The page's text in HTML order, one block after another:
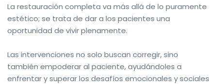
La restauración completa va más allá de lo puramente
estético; se trata de dar a los pacientes una
oportunidad de vivir plenamente.
Las intervenciones no solo buscan corregir, sino
también empoderar al paciente, ayudándoles a
enfrentar y superar los desafíos emocionales y sociales